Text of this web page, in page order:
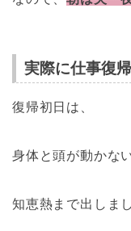
実際に仕事復
復帰初日は、
身体と頭が動かな
知恵熱まで出しま